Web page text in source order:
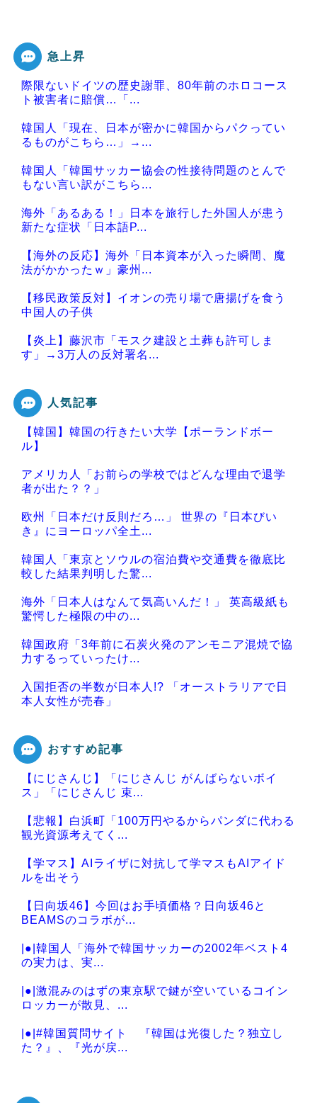
急上昇
際限ないドイツの歴史謝罪、80年前のホロコース
ト被害者に賠償…「...
韓国人「現在、日本が密かに韓国からパクってい
るものがこちら…」→...
韓国人「韓国サッカー協会の性接待問題のとんで
もない言い訳がこちら...
海外「あるある！」日本を旅行した外国人が患う
新たな症状「日本語P...
【海外の反応】海外「日本資本が入った瞬間、魔
法がかかったｗ」豪州...
【移民政策反対】イオンの売り場で唐揚げを食う
中国人の子供
【炎上】藤沢市「モスク建設と土葬も許可しま
す」→3万人の反対署名...
Powered by livedoor 相互RSS
人気記事
【韓国】韓国の行きたい大学【ポーランドボー
ル】
アメリカ人「お前らの学校ではどんな理由で退学
者が出た？？」
欧州「日本だけ反則だろ…」 世界の『日本びい
き』にヨーロッパ全土...
韓国人「東京とソウルの宿泊費や交通費を徹底比
較した結果判明した驚...
海外「日本人はなんて気高いんだ！」 英高級紙も
驚愕した極限の中の...
韓国政府「3年前に石炭火発のアンモニア混焼で協
力するっていったけ...
入国拒否の半数が日本人!? 「オーストラリアで日
本人女性が売春」
Powered by livedoor 相互RSS
おすすめ記事
【にじさんじ】「にじさんじ がんばらないボイ
ス」「にじさんじ 束...
【悲報】白浜町「100万円やるからパンダに代わる
観光資源考えてく...
【学マス】AIライザに対抗して学マスもAIアイド
ルを出そう
【日向坂46】今回はお手頃価格？日向坂46と
BEAMSのコラボが...
|●|韓国人「海外で韓国サッカーの2002年ベスト4
の実力は、実...
|●|激混みのはずの東京駅で鍵が空いているコイン
ロッカーが散見、...
|●|#韓国質問サイト 『韓国は光復した？独立し
た？』、『光が戻...